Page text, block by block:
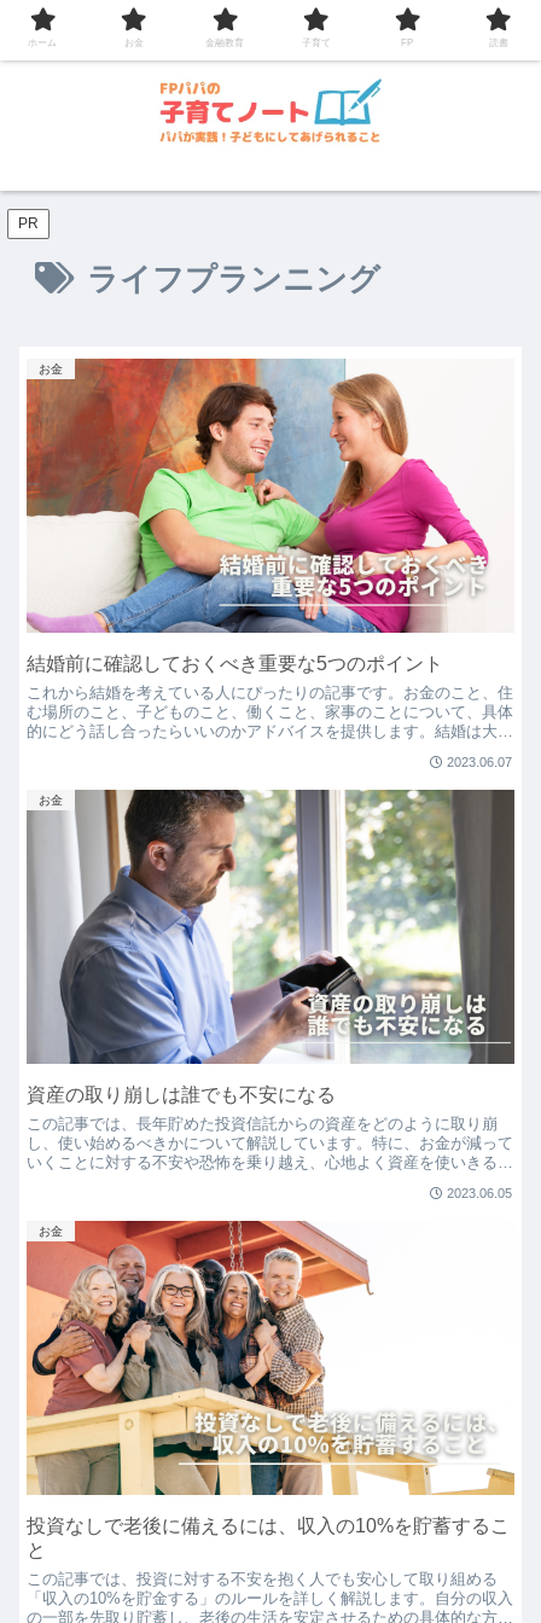
コンテンツへスキップ
PR
ライフプランニング
お金
結婚前に確認しておくべき重要な5つのポイント
これから結婚を考えている人にぴったりの記事です。お金のこと、住
む場所のこと、子どものこと、働くこと、家事のことについて、具体
的にどう話し合ったらいいのかアドバイスを提供します。結婚は大切
2023.06.07
お金
資産の取り崩しは誰でも不安になる
この記事では、長年貯めた投資信託からの資産をどのように取り崩
し、使い始めるべきかについて解説しています。特に、お金が減って
いくことに対する不安や恐怖を乗り越え、心地よく資産を使いきるた
く、心の状態や感情のコントロールについても語っています。2023.06.05
お金
投資なしで老後に備えるには、収入の10%を貯蓄するこ
と
この記事では、投資に対する不安を抱く人でも安心して取り組める
「収入の10%を貯金する」のルールを詳しく解説します。自分の収入
の一部を先取り貯蓄し、老後の生活を安定させるための具体的な方法
ホーム お金 金融教育 子育て FP 読書